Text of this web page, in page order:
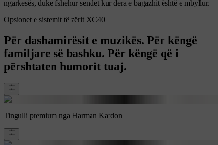
ngarkesës, duke fshehur sendet kur dera e bagazhit është e mbyllur.
Opsionet e sistemit të zërit XC40
Për dashamirësit e muzikës. Për këngë
familjare së bashku. Për këngë që i
përshtaten humorit tuaj.
Tingulli premium nga Harman Kardon